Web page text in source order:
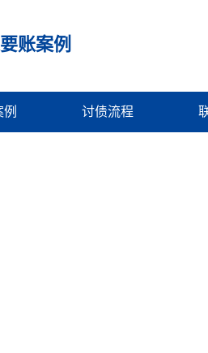
账案例
讨债流程